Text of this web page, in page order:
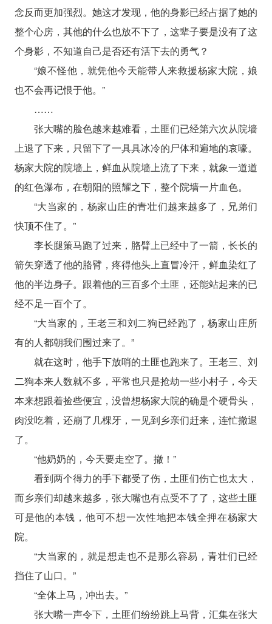
念反而更加强烈。她这才发现，他的身影已经占据了她的
整个心房，其他的什么也放不下了，这辈子要是没有了这
个身影，不知道自己是否还有活下去的勇气？
“娘不怪他，就凭他今天能带人来救援杨家大院，娘
也不会再记恨于他。”
……
张大嘴的脸色越来越难看，土匪们已经第六次从院墙
上退了下来，只留下了一具具冰冷的尸体和遍地的哀嚎。
杨家大院的院墙上，鲜血从院墙上流了下来，就象一道道
的红色瀑布，在朝阳的照耀之下，整个院墙一片血色。
“大当家的，杨家山庄的青壮们越来越多了，兄弟们
快顶不住了。”
李长腿策马跑了过来，胳臂上已经中了一箭，长长的
箭矢穿透了他的胳臂，疼得他头上直冒冷汗，鲜血染红了
他的半边身子。跟着他的三百多个土匪，还能站起来的已
经不足一百个了。
“大当家的，王老三和刘二狗已经跑了，杨家山庄所
有的人都朝我们围过来了。”
就在这时，他手下放哨的土匪也跑来了。王老三、刘
二狗本来人数就不多，平常也只是抢劫一些小村子，今天
本来想跟着捡些便宜，没曾想杨家大院的确是个硬骨头，
肉没吃着，还崩了几棵牙，一见到乡亲们赶来，连忙撤退
了。
“他奶奶的，今天要走空了。撤！”
看到两个得力的手下都受了伤，土匪们伤亡也太大，
而乡亲们却越来越多，张大嘴也有点受不了了，这些土匪
可是他的本钱，他可不想一次性地把本钱全押在杨家大
院。
“大当家的，就是想走也不是那么容易，青壮们已经
挡住了山口。”
“全体上马，冲出去。”
张大嘴一声令下，土匪们纷纷跳上马背，汇集在张大